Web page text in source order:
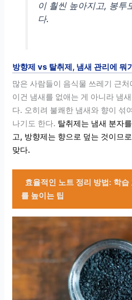
이 훨씬 높아지고, 봉투
다.
방향제 vs 탈취제, 냄새 관리에 뭐
많은 사람들이 음식물 쓰레기 근
이건 냄새를 없애는 게 아니라 냄
다. 오히려 불쾌한 냄새와 향이 섞
나기도 한다. 탈취제는 냄새 분자
고, 방향제는 향으로 덮는 것이므
맞다.
효율적인 노트 정리 방법: 학습
를 높이는 팁